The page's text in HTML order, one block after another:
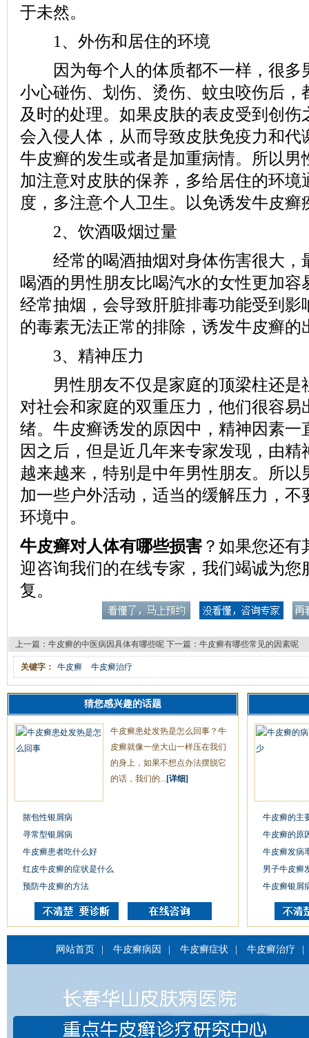
于未然。
1、外伤和居住的环境
因为每个人的体质都不一样，很多
小心碰伤、划伤、烫伤、蚊虫咬伤后，
及时的处理。如果皮肤的表皮受到创伤
会入侵人体，从而导致皮肤免疫力和代
牛皮癣的发生或者是加重病情。所以男
加注意对皮肤的保养，多给居住的环境
度，多注意个人卫生。以免诱发牛皮癣
2、饮酒吸烟过量
经常的喝酒抽烟对身体伤害很大，
喝酒的男性朋友比喝汽水的女性更加容
经常抽烟，会导致肝脏排毒功能受到影
的毒素无法正常的排除，诱发牛皮癣的
3、精神压力
男性朋友不仅是家庭的顶梁柱还是
对社会和家庭的双重压力，他们很容易
绪。牛皮癣诱发的原因中，精神因素一
因之后，但是近几年来专家发现，由精
越来越来，特别是中年男性朋友。所以
加一些户外活动，适当的缓解压力，不
环境中。
牛皮癣对人体有哪些损害 ？如果您还
迎咨询我们的在线专家，我们竭诚为您
复。
上一篇： 牛皮癣的中医病因具体有哪些呢 下一篇： 牛皮癣有哪些常见的因素呢
关键字： 牛皮癣 牛皮癣治疗
猜您感兴趣的话题
牛皮癣患处发热是怎么回事？牛
皮癣就像一坐大山一样压在我们
的身上，如果不想点办法摆脱它
的话，我们的... [详细]
脓包性银屑病
寻常型银屑病
牛皮癣患者吃什么好
红皮牛皮癣的症状是什么
预防牛皮癣的方法
牛皮癣的主
牛皮癣的原
牛皮癣发病
男子牛皮癣
牛皮癣银屑
网站首页 牛皮癣病因 牛皮癣症状 牛皮癣治疗